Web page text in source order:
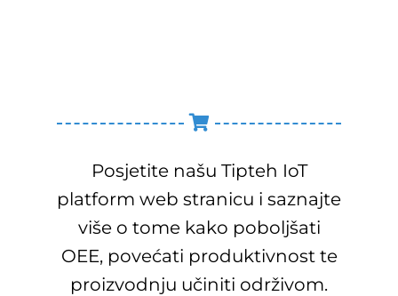
Posjetite našu Tipteh IoT
platform web stranicu i saznajte
više o tome kako poboljšati
OEE, povećati produktivnost te
proizvodnju učiniti održivom.